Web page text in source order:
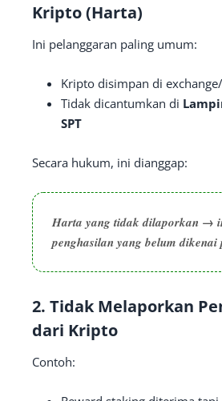
Kripto (Harta)
Ini pelanggaran paling umum:
Kripto disimpan di
Tidak dicantumkan di
SPT
Secara hukum, ini dianggap:
Harta yang tidak dilaporkan →
penghasilan yang belum dikenai
2. Tidak Melaporkan
dari Kripto
Contoh: